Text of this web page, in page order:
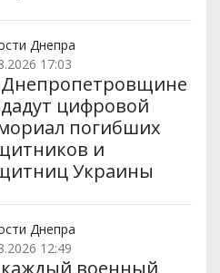
Днепра
17:03
цифровой
погибших
и
Украины
Днепра
12:49
военный